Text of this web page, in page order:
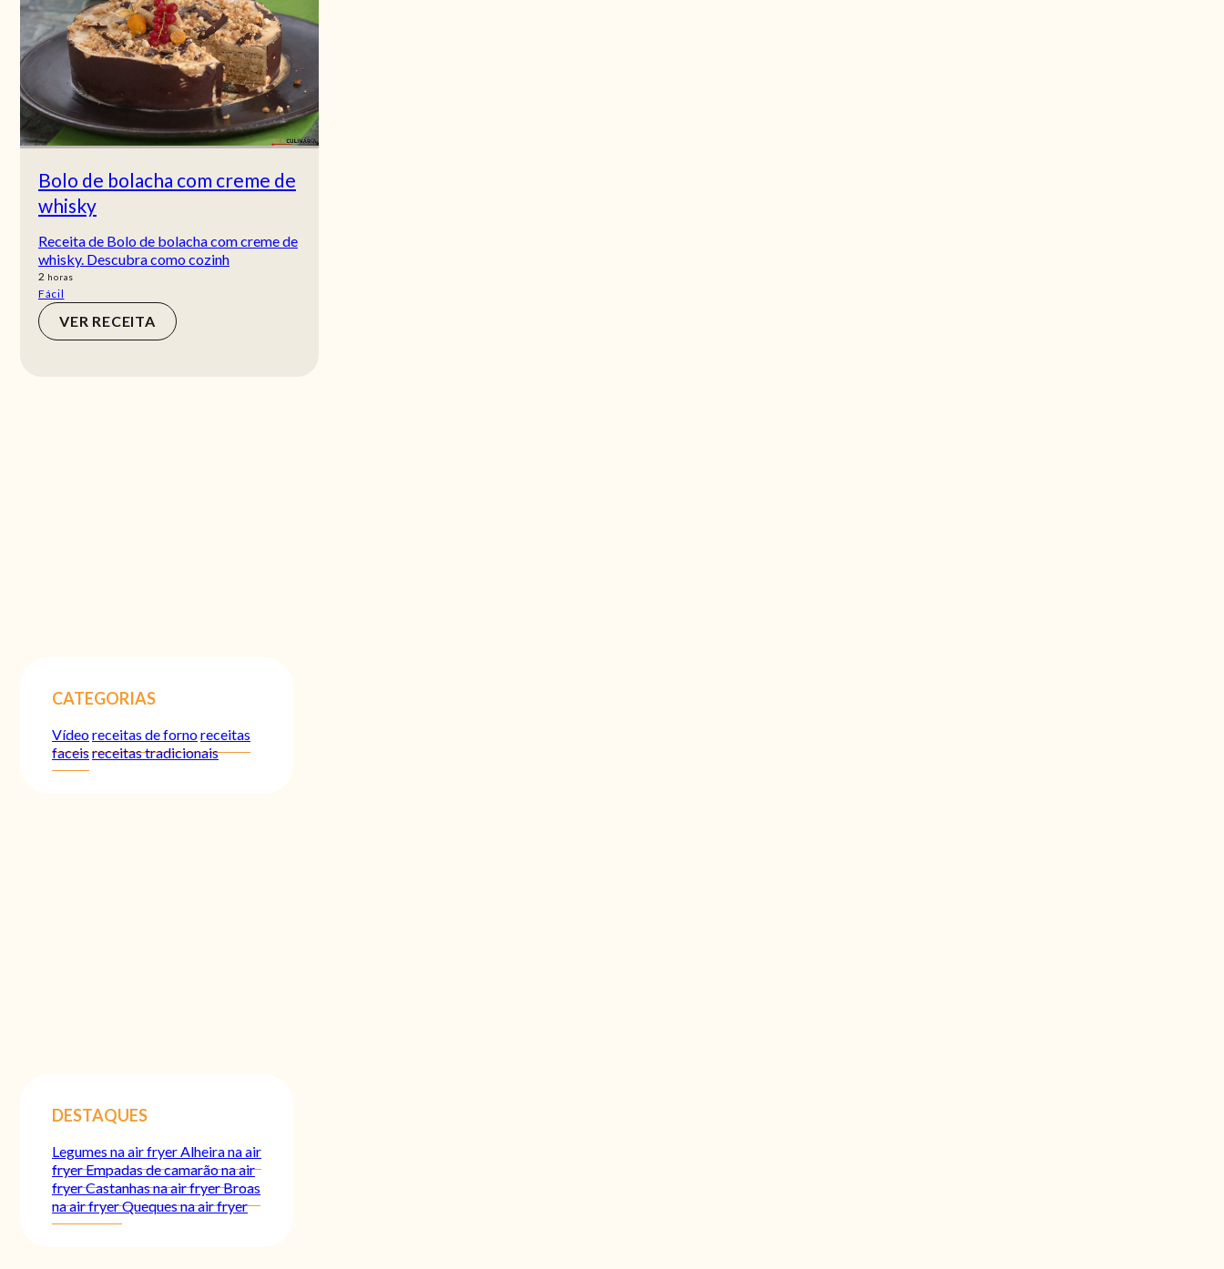
Bolo de bolacha com creme de
whisky
Receita de Bolo de bolacha com creme de
whisky. Descubra como cozinh
2 horas
horas
Fácil
VER RECEITA
CATEGORIAS
Vídeoreceitas de fornoreceitas
faceisreceitas tradicionais
DESTAQUES
Legumes na air fryerAlheira na air
fryerEmpadas de camarão na air
fryerCastanhas na air fryerBroas
na air fryerQueques na air fryer